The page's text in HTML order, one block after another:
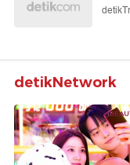
detikNetwork